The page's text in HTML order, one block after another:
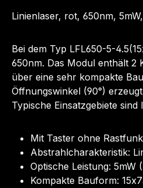
Linienlaser, rot, 650nm,
Bei dem Typ LFL650-5-
650nm. Das Modul enthält 2
über eine sehr kompakte
Öffnungswinkel (90°)
Typische Einsatzgebiete
Mit Taster ohne
Abstrahlcharakteristik:
Optische Leistung: 5mW
Kompakte Bauform: